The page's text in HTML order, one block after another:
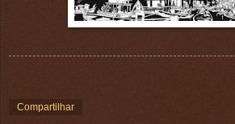
Compartilhar